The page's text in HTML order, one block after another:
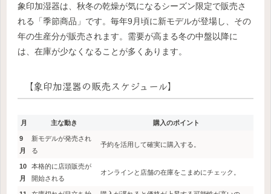
象印加湿器は、秋冬の乾燥が気になるシーズン限定で販売さ
れる「季節商品」です。毎年9月頃に新モデルが登場し、その
年の生産分が販売されます。需要が高まる冬の中盤以降に
は、在庫が少なくなることが多くあります。
【象印加湿器の販売スケジュール】
月 主な動き 購入のポイント
9
月
新モデルが発売され
る
予約を活用して確実に購入する。
10
月
本格的に店頭販売が
開始される
オンラインと店舗の在庫をこまめにチェック。